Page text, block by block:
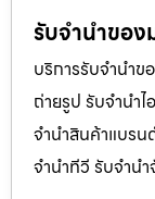
รับจำนำขอ
บริการรับจำนำข
ถ่ายรูป รับจํานํา
จํานําสินค้าแบรน
จํานําทีวี รับจํานํ